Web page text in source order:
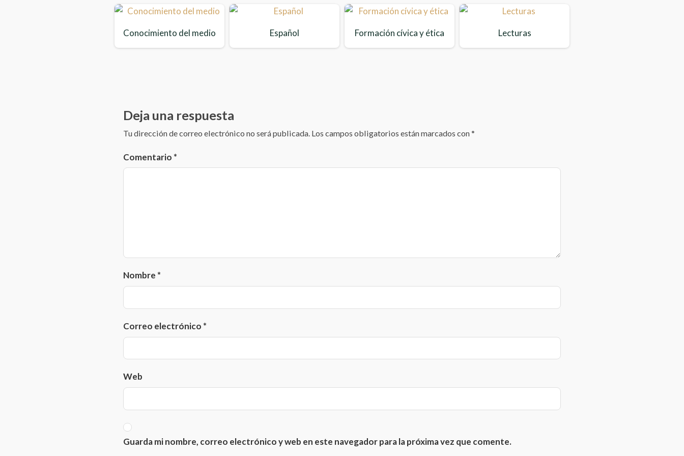
Los años
El kilogramo y la balanza
Conocimiento del medio Español Formación cívica y ética Lecturas
Deja una respuesta
Tu dirección de correo electrónico no será publicada. Los campos obligatorios están marcados con*
Comentario *
Nombre *
Correo electrónico *
Web
Guarda mi nombre, correo electrónico y web en este navegador para la próxima vez que comente.